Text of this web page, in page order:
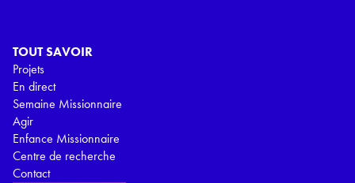
TOUT SAVOIR
Projets
En direct
Semaine Missionnaire
Agir
Enfance Missionnaire
Centre de recherche
Contact